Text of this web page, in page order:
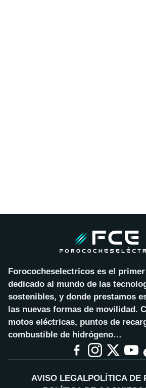
Forococheselectricos es el
dedicado al mundo de las
sostenibles, y donde prestamos
las nuevas formas de movilidad.
motos eléctricas, puntos de
combustible de hidrógeno…
AVISO LEGALPOLÍTICA DE